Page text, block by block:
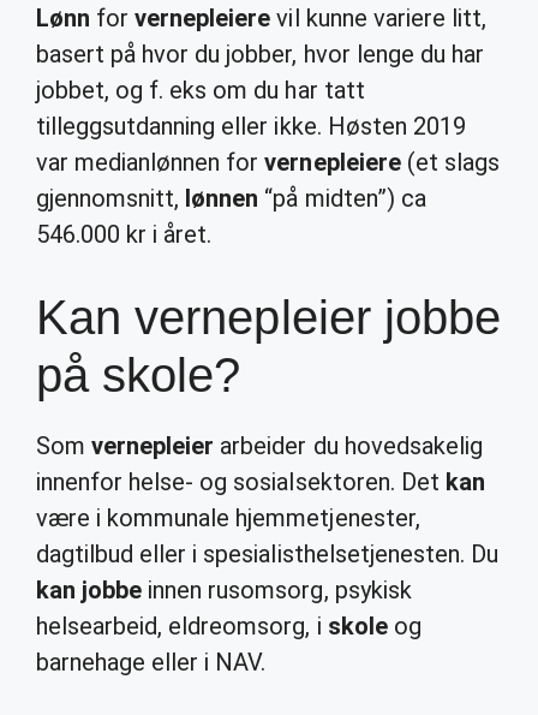
Lønn forvernepleiere vil kunne variere litt,
basert på hvor du jobber, hvor lenge du har
jobbet, og f. eks om du har tatt
tilleggsutdanning eller ikke. Høsten 2019
var medianlønnen forvernepleiere(et slags
gjennomsnitt, lønnen “på midten”) ca
546.000 kr i året.
Kan vernepleier jobbe
på skole?
Somvernepleier arbeider du hovedsakelig
innenfor helse- og sosialsektoren. Det kan
være i kommunale hjemmetjenester,
dagtilbud eller i spesialisthelsetjenesten. Du
kan jobbe innen rusomsorg, psykisk
helsearbeid, eldreomsorg, i skoleog
barnehage eller i NAV.